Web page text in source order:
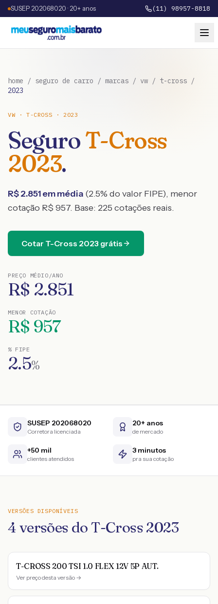
SUSEP 202068020 · 20+ anos (11) 98957-8818
home / seguro de carro / marcas / vw / t-cross /
2023
VW ·T-CROSS · 2023
SeguroT-Cross
2023.
R$2.851em média (2.5% do valor FIPE), menor
cotação R$ 957. Base: 225 cotações reais.
Cotar T-Cross 2023 grátis
PREÇO MÉDIO/ANO
R$ 2.851
MENOR COTAÇÃO
R$ 957
% FIPE
2.5%
SUSEP 202068020
Corretora licenciada
20+ anos
de mercado
+50 mil
clientes atendidos
3 minutos
pra sua cotação
VERSÕES DISPONÍVEIS
4versões doT-Cross2023
T-CROSS 200 TSI 1.0 FLEX 12V 5P AUT.
Ver preço desta versão →